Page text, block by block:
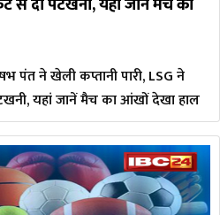
से दी पटखनी, यहां जानें मैच का
पंत ने खेली कप्तानी पारी, LSG ने
यहां जानें मैच का आंखों देखा हाल